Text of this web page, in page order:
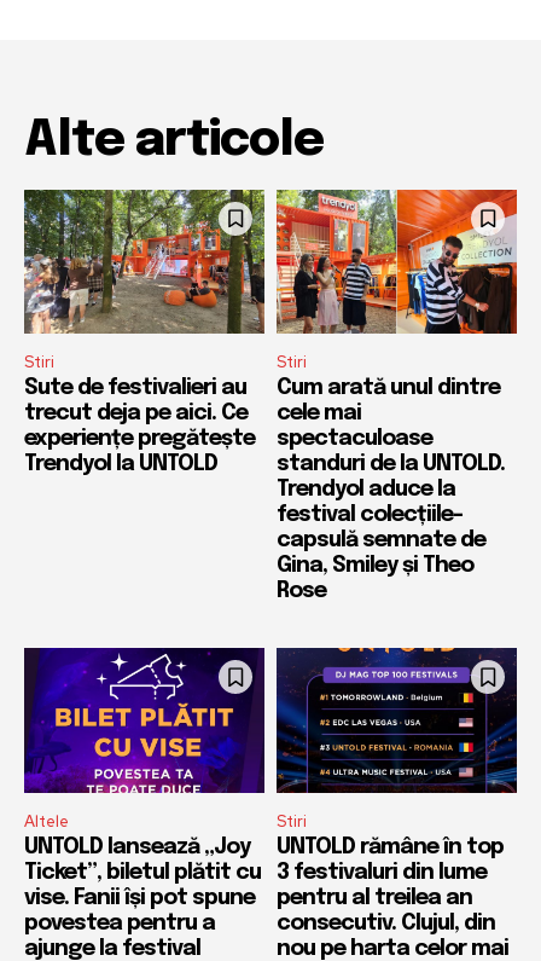
Alte articole
Stiri
Sute de festivalieri au
trecut deja pe aici. Ce
experiențe pregătește
Trendyol la UNTOLD
Stiri
Cum arată unul dintre
cele mai
spectaculoase
standuri de la UNTOLD.
Trendyol aduce la
festival colecțiile-
capsulă semnate de
Gina, Smiley și Theo
Rose
Altele
UNTOLD lansează „Joy
Ticket”, biletul plătit cu
vise. Fanii își pot spune
povestea pentru a
ajunge la festival
Stiri
UNTOLD rămâne în top
3 festivaluri din lume
pentru al treilea an
consecutiv. Clujul, din
nou pe harta celor mai